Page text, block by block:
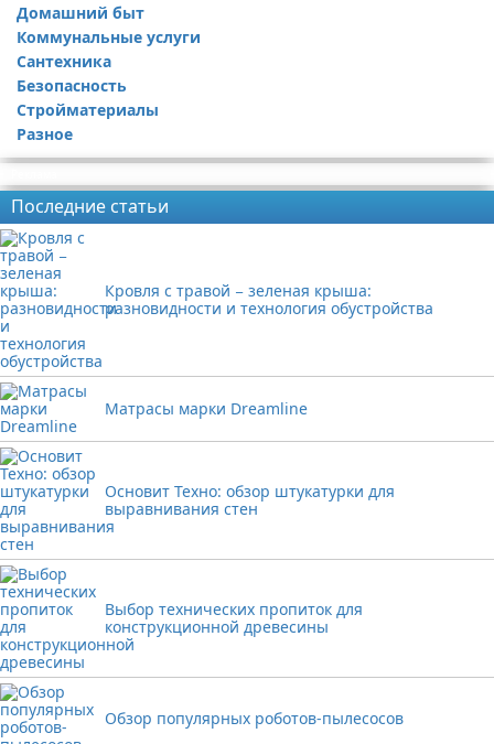
Домашний быт
Коммунальные услуги
Сантехника
Безопасность
Стройматериалы
Разное
Последние статьи
Кровля с травой − зеленая крыша:
разновидности и технология обустройства
Матрасы марки Dreamline
Основит Техно: обзор штукатурки для
выравнивания стен
Выбор технических пропиток для
конструкционной древесины
Обзор популярных роботов-пылесосов